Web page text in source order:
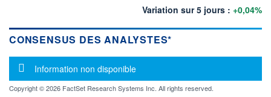
Variation sur 5 jours : +0,04%
CONSENSUS DES ANALYSTES*
Message d'information
Information non disponible
Copyright © 2026 FactSet Research Systems Inc. All rights reserved.